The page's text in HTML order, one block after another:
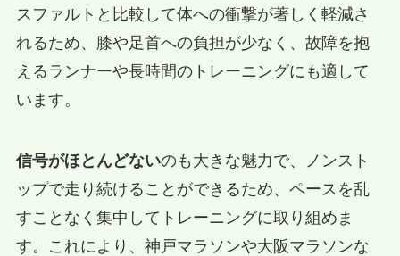
スファルトと比較して体への衝撃が著しく軽減さ
れるため、膝や足首への負担が少なく、故障を抱
えるランナーや長時間のトレーニングにも適して
います。
信号がほとんどないのも大きな魅力で、ノンスト
ップで走り続けることができるため、ペースを乱
すことなく集中してトレーニングに取り組めま
す。これにより、神戸マラソンや大阪マラソンな